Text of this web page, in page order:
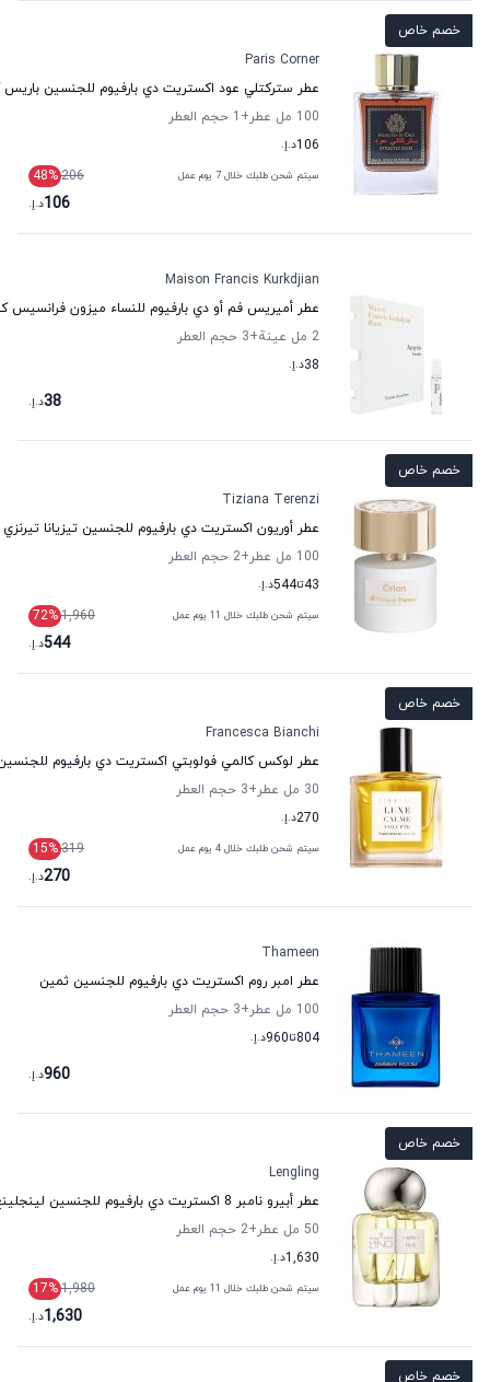
خصم خاص
Paris Corner
عطر ستركتلي عود اكستريت دي بارفيوم للجنسين باريس
100 مل عطر
+1
حجم العطر
106د.إ.
سيتم شحن طلبك خلال 7 يوم عمل 206
48%
106د.إ.
Maison Francis Kurkdjian
عطر أميريس فم أو دي بارفيوم للنساء ميزون فرانسيس
2 مل عينة
+3
حجم العطر
38د.إ.
38د.إ.
خصم خاص
Tiziana Terenzi
عطر أوريون اكستريت دي بارفيوم للجنسين تيزيانا تيرنزي
100 مل عطر
+2
حجم العطر
43تا544د.إ.
سيتم شحن طلبك خلال 11 يوم عمل 1,960
72%
544د.إ.
خصم خاص
Francesca Bianchi
عطر لوكس كالمي فولوبتي اكستريت دي بارفيوم
30 مل عطر
+3
حجم العطر
270د.إ.
سيتم شحن طلبك خلال 4 يوم عمل 319
15%
270د.إ.
Thameen
عطر امبر روم اكستريت دي بارفيوم للجنسين ثمين
100 مل عطر
+3
حجم العطر
804تا960د.إ.
960د.إ.
خصم خاص
Lengling
عطر أبيرو نامبر 8 اكستريت دي بارفيوم للجنسين لينجلينغ
50 مل عطر
+2
حجم العطر
1,630د.إ.
سيتم شحن طلبك خلال 11 يوم عمل 1,980
17%
1,630د.إ.
خصم خاص